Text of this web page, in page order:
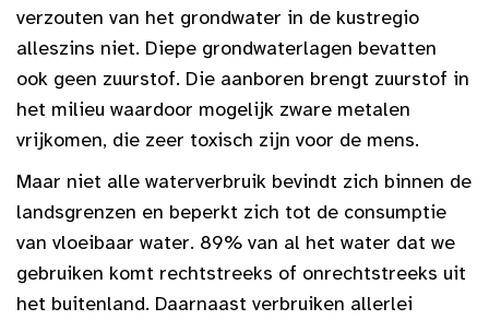
verzouten van het grondwater in de kustregio
alleszins niet. Diepe grondwaterlagen bevatten
ook geen zuurstof. Die aanboren brengt zuurstof in
het milieu waardoor mogelijk zware metalen
vrijkomen, die zeer toxisch zijn voor de mens.
Maar niet alle waterverbruik bevindt zich binnen de
landsgrenzen en beperkt zich tot de consumptie
van vloeibaar water. 89% van al het water dat we
gebruiken komt rechtstreeks of onrechtstreeks uit
het buitenland. Daarnaast verbruiken allerlei